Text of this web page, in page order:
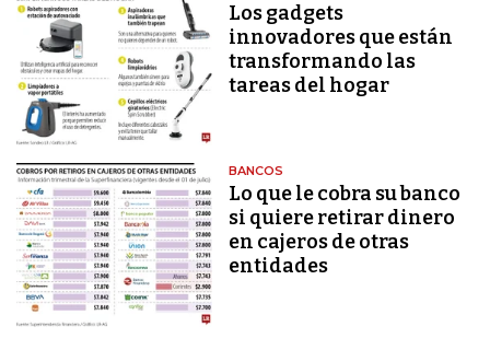
Los gadgets
innovadores que están
transformando las
tareas del hogar
BANCOS
Lo que le cobra su banco
si quiere retirar dinero
en cajeros de otras
entidades